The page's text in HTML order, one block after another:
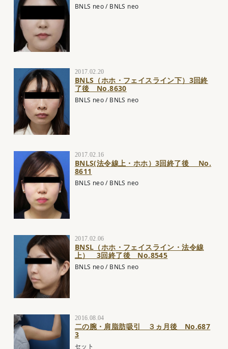
BNLS neo/ BNLS neo
2017.02.20
BNLS（ホホ・フェイスライン下）3回終
了後 No.8630
BNLS neo/ BNLS neo
2017.02.16
BNLS(法令線上・ホホ）3回終了後 No.
8611
BNLS neo/ BNLS neo
2017.02.06
BNSL（ホホ・フェイスライン・法令線
上） 3回終了後 No.8545
BNLS neo/ BNLS neo
2016.08.04
二の腕・肩脂肪吸引 ３ヵ月後 No.687
3
セット